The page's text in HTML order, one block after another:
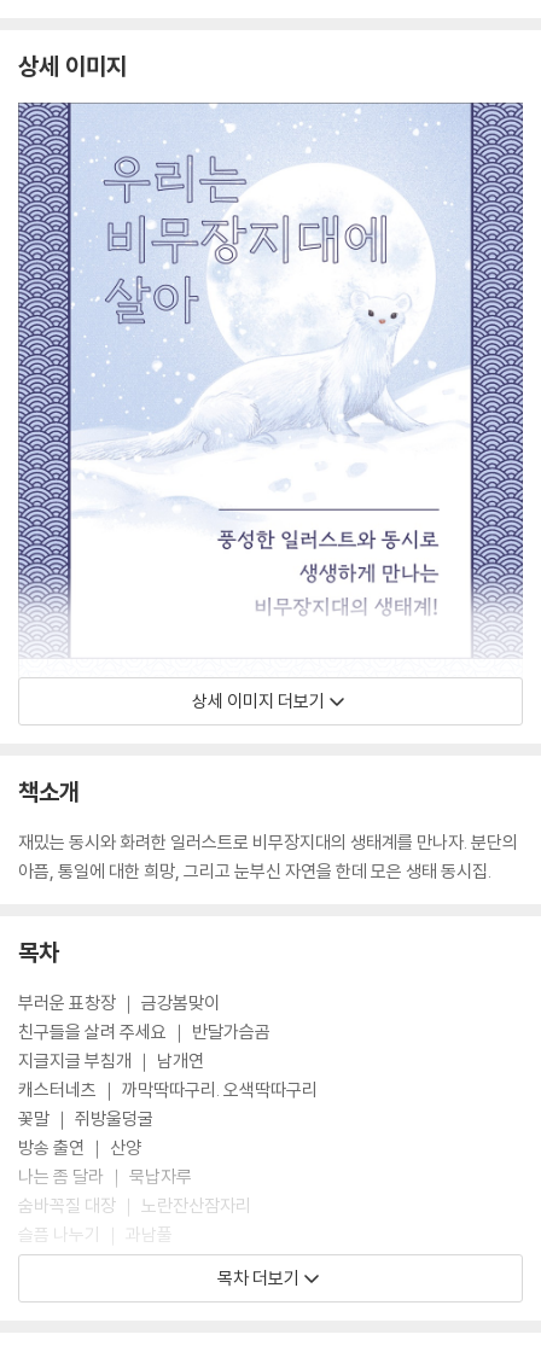
상세 이미지
상세 이미지 더보기
책소개
재밌는 동시와 화려한 일러스트로 비무장지대의 생태계를 만나자. 분단의
아픔, 통일에 대한 희망, 그리고 눈부신 자연을 한데 모은 생태 동시집.
목차
부러운 표창장 ｜ 금강봄맞이
친구들을 살려 주세요 ｜ 반달가슴곰
지글지글 부침개 ｜ 남개연
캐스터네츠 ｜ 까막딱따구리. 오색딱따구리
꽃말 ｜ 쥐방울덩굴
방송 출연 ｜ 산양
나는 좀 달라 ｜ 묵납자루
숨바꼭질 대장 ｜ 노란잔산잠자리
슬픔 나누기 ｜ 과남풀
기상 캐스터 ｜ 두루미
목차 더보기